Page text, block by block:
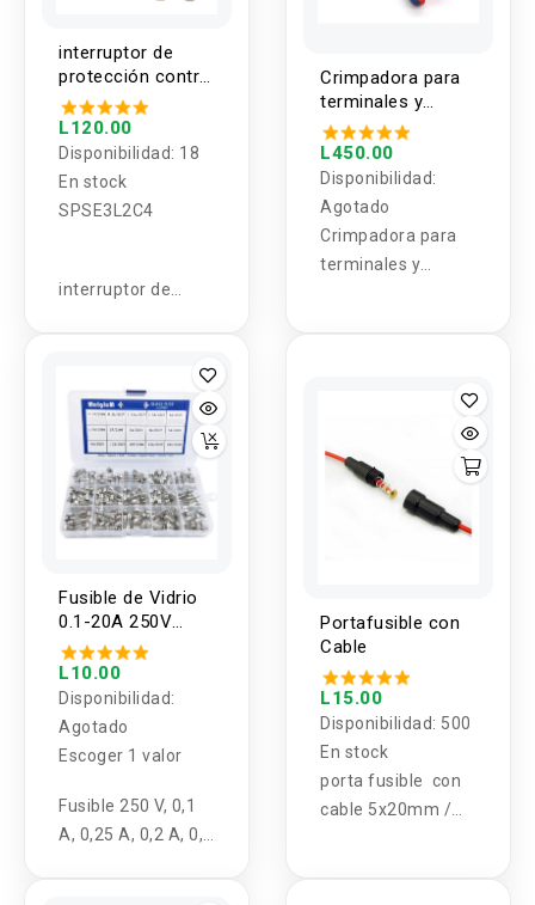
interruptor de
protección contra
corriente 10-40A
L120.00
Disponibilidad: 18
En stock
SPSE3L2C4
interruptor de
Crimpadora para
terminales y
conectores LY-
2546B
L450.00
Disponibilidad:
Agotado
Crimpadora para
terminales y
Fusible de Vidrio
0.1-20A 250V
5x20mm
L10.00
Disponibilidad:
Agotado
Escoger 1 valor
Fusible 250 V, 0,1
A, 0,25 A, 0,2 A, 0,5
Portafusible con
Cable
L15.00
Disponibilidad: 500
En stock
porta fusible con
cable 5x20mm /